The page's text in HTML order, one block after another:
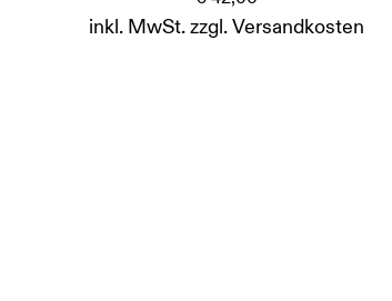
inkl. MwSt.zzgl.Versandkosten